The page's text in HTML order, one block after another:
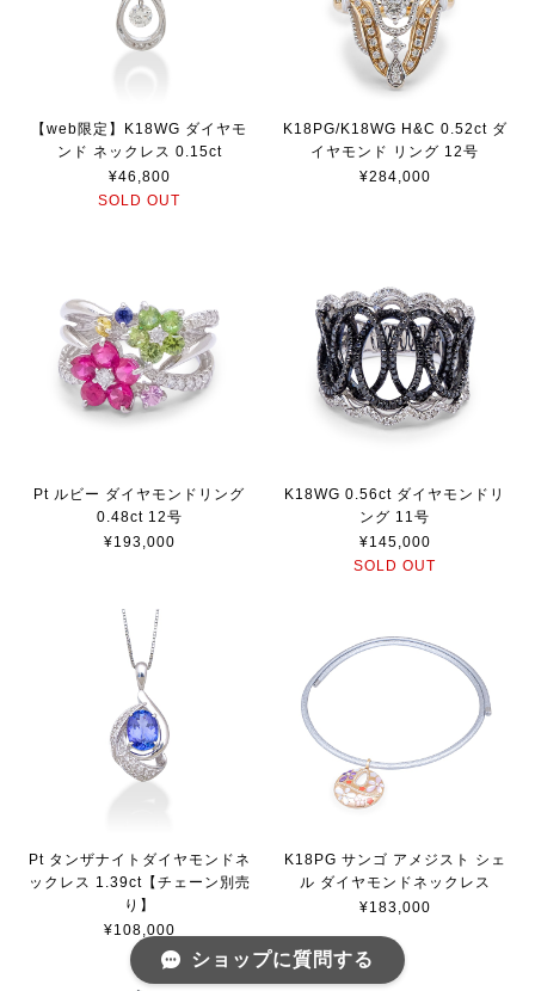
【web限定】K18WG ダイヤモ
ンド ネックレス 0.15ct
¥46,800
SOLD OUT
K18PG/K18WG H&C 0.52ct ダ
イヤモンド リング 12号
¥284,000
Pt ルビー ダイヤモンドリング
0.48ct 12号
¥193,000
K18WG 0.56ct ダイヤモンドリ
ング 11号
¥145,000
SOLD OUT
Pt タンザナイトダイヤモンドネ
ックレス 1.39ct【チェーン別売
り】
¥108,000
K18PG サンゴ アメジスト シェ
ル ダイヤモンドネックレス
¥183,000
ショップに質問する